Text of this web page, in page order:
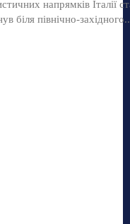
напрямків Італії
біля північно-